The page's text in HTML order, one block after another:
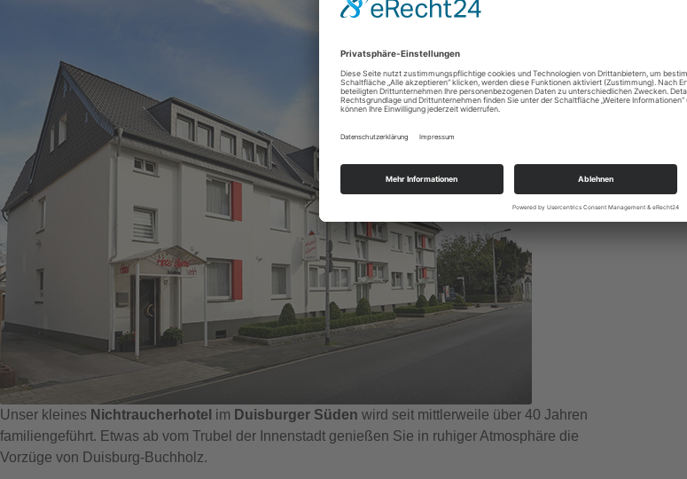
Unser kleines Nichtraucherhotel im Duisburger Süden wird seit mittlerweile über 40 Jahren
familiengeführt. Etwas ab vom Trubel der Innenstadt genießen Sie in ruhiger Atmosphäre die
Vorzüge von Duisburg-Buchholz.